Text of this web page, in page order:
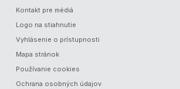
Kontakt pre médiá
Logo na stiahnutie
Vyhlásenie o prístupnosti
Mapa stránok
Používanie cookies
Ochrana osobných údajov